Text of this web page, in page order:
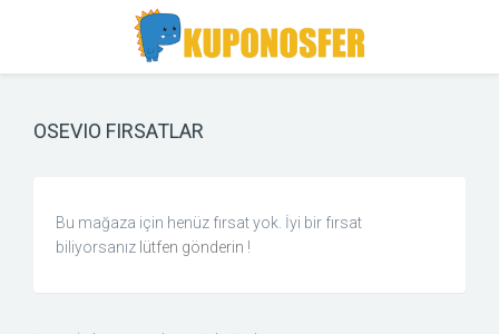
navigation
OSEVIO FIRSATLAR
Bu mağaza için henüz fırsat yok. İyi bir fırsat
biliyorsanız lütfen gönderin !